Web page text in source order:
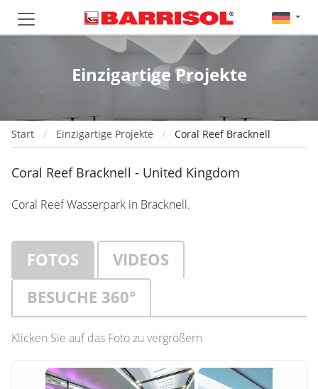
Einzigartige Projekte
Start Einzigartige Projekte Coral Reef Bracknell
Coral Reef Bracknell - United Kingdom
Coral Reef Wasserpark in Bracknell.
FOTOS
VIDEOS
BESUCHE 360°
Klicken Sie auf das Foto zu vergrößern